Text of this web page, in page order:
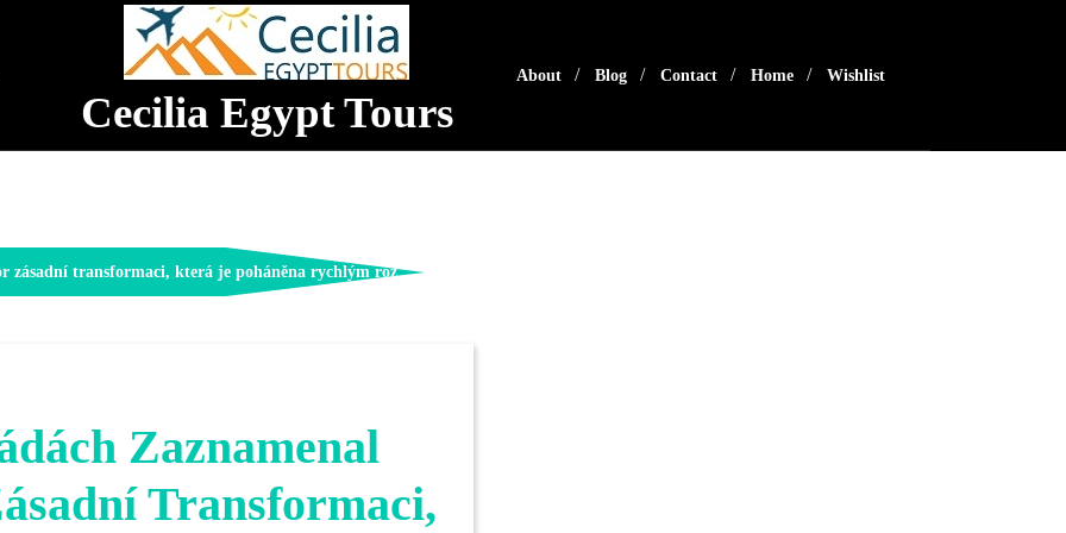
Cecilia Egypt Tours
About Blog Contact Home Wishlist
zásadní transformaci, která je poháněna rychlým roz
Zaznamenal
Transformaci,